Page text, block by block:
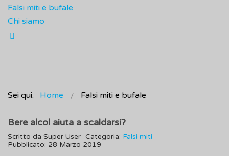
Falsi miti e bufale
Chi siamo
Sei qui: Home Falsi miti e bufale
Bere alcol aiuta a scaldarsi?
Scritto da Super User Categoria: Falsi miti
Pubblicato: 28 Marzo 2019